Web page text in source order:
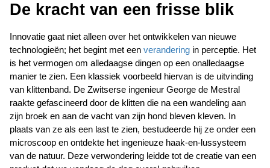
De kracht van een frisse blik
Innovatie gaat niet alleen over het ontwikkelen van nieuwe
technologieën; het begint met een verandering in perceptie. Het
is het vermogen om alledaagse dingen op een onalledaagse
manier te zien. Een klassiek voorbeeld hiervan is de uitvinding
van klittenband. De Zwitserse ingenieur George de Mestral
raakte gefascineerd door de klitten die na een wandeling aan
zijn broek en aan de vacht van zijn hond bleven kleven. In
plaats van ze als een last te zien, bestudeerde hij ze onder een
microscoop en ontdekte het ingenieuze haak-en-lussysteem
van de natuur. Deze verwondering leidde tot de creatie van een